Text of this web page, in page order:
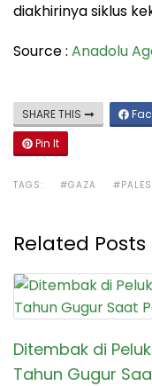
diakhirinya siklus
Source : Anadolu
SHARE THIS
Pin It
TAGS: #GAZA
Related Posts
Ditembak di
Tahun Gugur